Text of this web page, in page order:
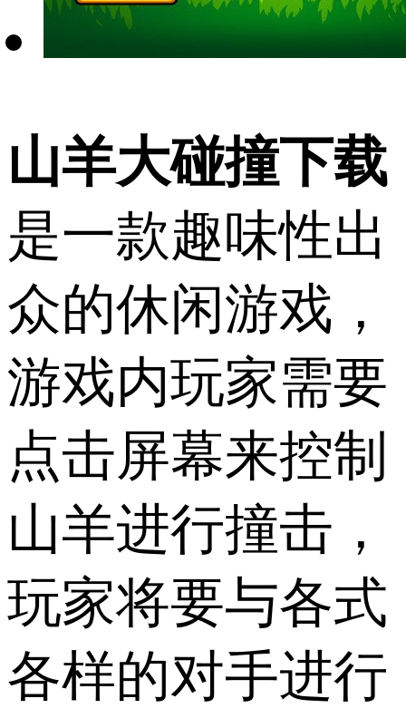
山羊大碰撞下载
是一款趣味性出
众的休闲游戏，
游戏内玩家需要
点击屏幕来控制
山羊进行撞击，
玩家将要与各式
各样的对手进行